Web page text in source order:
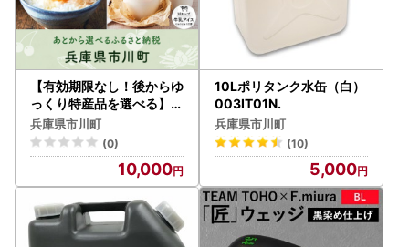
【有効期限なし！後からゆ
っくり特産品を選べる】兵
庫県市川町カタログポイン
ト
兵庫県市川町
(0)
10,000
10Lポリタンク水缶（白）
003IT01N.
兵庫県市川町
(10)
5,000